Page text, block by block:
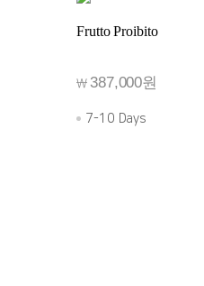
Frutto Proibito
￦ 387,000원
7-10 Days